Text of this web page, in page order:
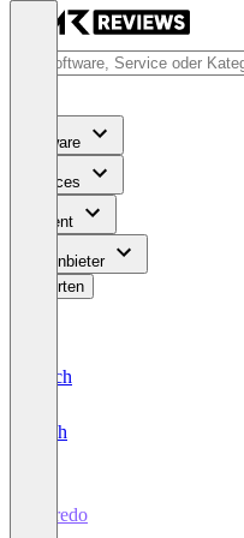
Software
Services
Content
Für Anbieter
Bewerten
Deutsch
English
Karedo